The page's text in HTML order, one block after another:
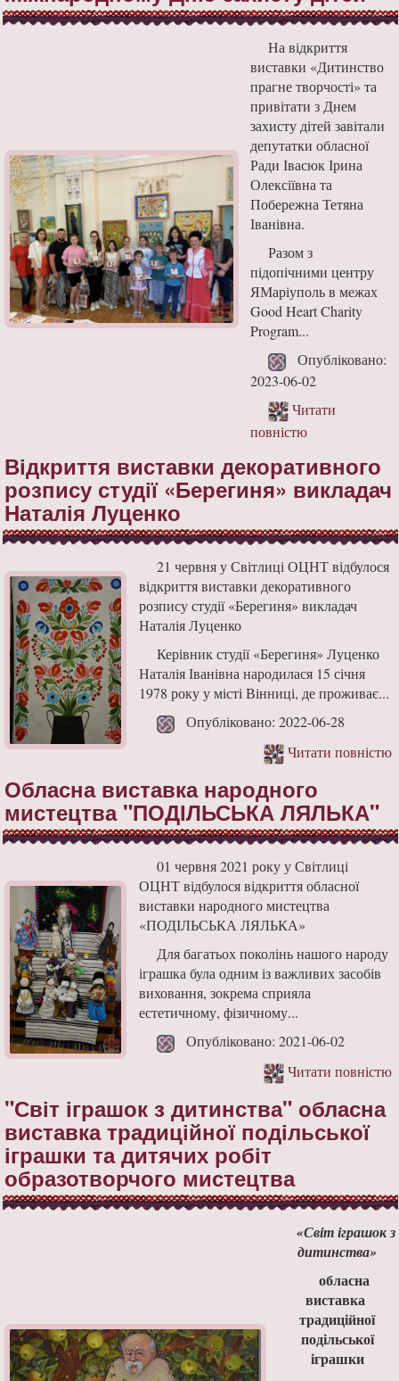
На відкриття
виставки «Дитинство
прагне творчості» та
привітати з Днем
захисту дітей завітали
депутатки обласної
Ради Івасюк Ірина
Олексіївна та
Побережна Тетяна
Іванівна.
Разом з
підопічними центру
ЯМаріуполь в межах
Good Heart Charity
Program...
Опубліковано:
2023-06-02
Читати
повністю
Відкриття виставки декоративного
розпису студії «Берегиня» викладач
Наталія Луценко
21 червня у Світлиці ОЦНТ відбулося
відкриття виставки декоративного
розпису студії «Берегиня» викладач
Наталія Луценко
Керівник студії «Берегиня» Луценко
Наталія Іванівна народилася 15 січня
1978 року у місті Вінниці, де проживає...
Опубліковано: 2022-06-28
Читати повністю
Обласна виставка народного
мистецтва "ПОДІЛЬСЬКА ЛЯЛЬКА"
01 червня 2021 року у Світлиці
ОЦНТ відбулося відкриття обласної
виставки народного мистецтва
«ПОДІЛЬСЬКА ЛЯЛЬКА»
Для багатьох поколінь нашого народу
іграшка була одним із важливих засобів
виховання, зокрема сприяла
естетичному, фізичному...
Опубліковано: 2021-06-02
Читати повністю
"Світ іграшок з дитинства" обласна
виставка традиційної подільської
іграшки та дитячих робіт
образотворчого мистецтва
«Світ іграшок з
дитинства»
обласна
виставка
традиційної
подільської
іграшки